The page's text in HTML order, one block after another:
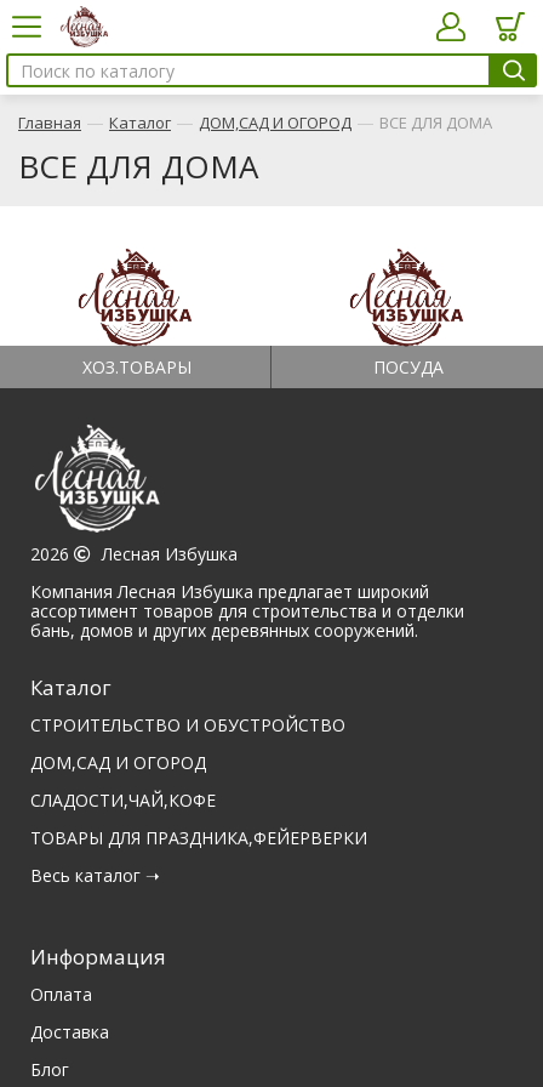
Главная — Каталог — ДОМ,САД И ОГОРОД — ВСЕ ДЛЯ ДОМА
ВСЕ ДЛЯ ДОМА
ХОЗ.ТОВАРЫ ПОСУДА
2026
Лесная Избушка
Компания Лесная Избушка предлагает широкий
ассортимент товаров для строительства и отделки
бань, домов и других деревянных сооружений.
Каталог
СТРОИТЕЛЬСТВО И ОБУСТРОЙСТВО
ДОМ,САД И ОГОРОД
СЛАДОСТИ,ЧАЙ,КОФЕ
ТОВАРЫ ДЛЯ ПРАЗДНИКА,ФЕЙЕРВЕРКИ
Весь каталог ➝
Информация
Оплата
Доставка
Блог